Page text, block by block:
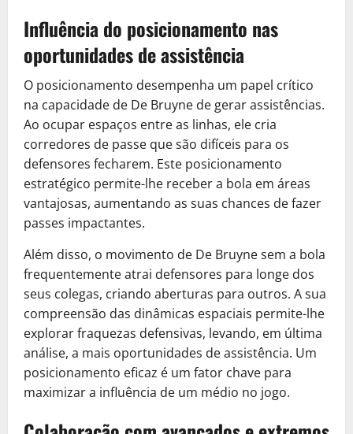
Influência do posicionamento nas
oportunidades de assistência
O posicionamento desempenha um papel crítico
na capacidade de De Bruyne de gerar assistências.
Ao ocupar espaços entre as linhas, ele cria
corredores de passe que são difíceis para os
defensores fecharem. Este posicionamento
estratégico permite-lhe receber a bola em áreas
vantajosas, aumentando as suas chances de fazer
passes impactantes.
Além disso, o movimento de De Bruyne sem a bola
frequentemente atrai defensores para longe dos
seus colegas, criando aberturas para outros. A sua
compreensão das dinâmicas espaciais permite-lhe
explorar fraquezas defensivas, levando, em última
análise, a mais oportunidades de assistência. Um
posicionamento eficaz é um fator chave para
maximizar a influência de um médio no jogo.